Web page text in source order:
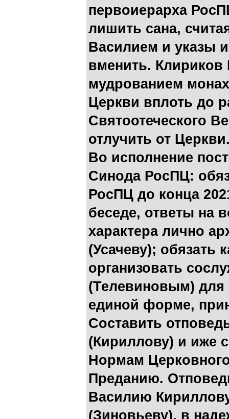
первоиерарха
лишить сана,
Василием и указы
вменить.
мудрованием
Церкви вплоть до
Святоотеческого
отлучить от
Во исполнение
Синода РосПЦ:
РосПЦ до конца
беседе, ответы на
характера лично
(Усачеву); обязать
организовать
(Телевиновым) для
единой форме,
Составить
(Кириллову) и иже
Нормам
Преданию.
Василию
(Зиновьеву), в